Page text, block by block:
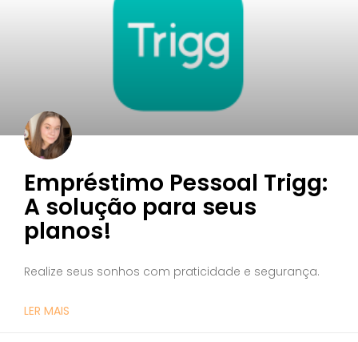
Empréstimo Pessoal Trigg:
A solução para seus
planos!
Realize seus sonhos com praticidade e segurança.
LER MAIS